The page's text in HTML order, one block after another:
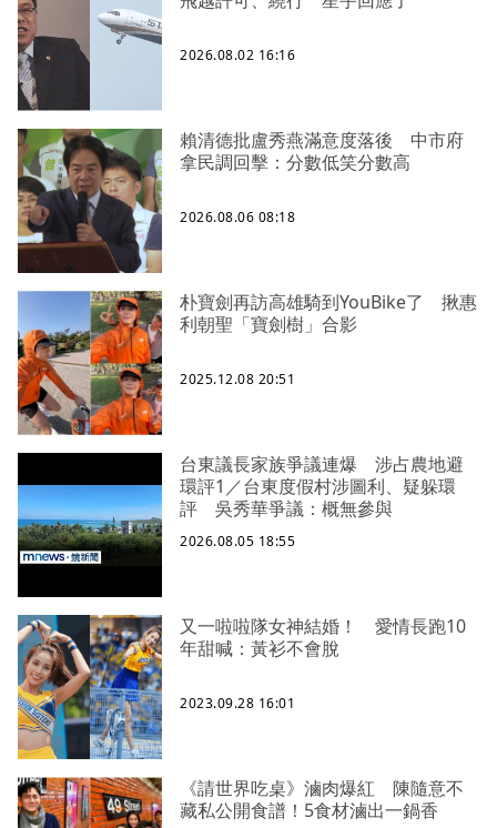
2026.08.02 16:16
賴清德批盧秀燕滿意度落後 中市府
拿民調回擊：分數低笑分數高
2026.08.06 08:18
朴寶劍再訪高雄騎到YouBike了 揪惠
利朝聖「寶劍樹」合影
2025.12.08 20:51
台東議長家族爭議連爆 涉占農地避
環評1／台東度假村涉圖利、疑躲環
評 吳秀華爭議：概無參與
2026.08.05 18:55
又一啦啦隊女神結婚！ 愛情長跑10
年甜喊：黃衫不會脫
2023.09.28 16:01
《請世界吃桌》滷肉爆紅 陳隨意不
藏私公開食譜！5食材滷出一鍋香